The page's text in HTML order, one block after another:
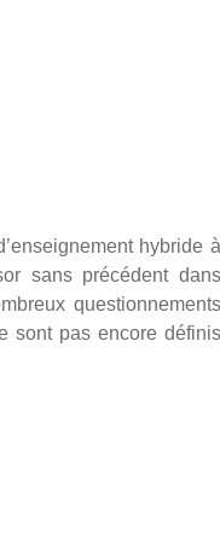
hybride à
sans précédent dans
questionnements
sont pas encore définis